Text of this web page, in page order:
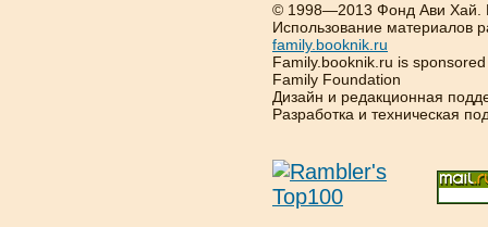
© 1998—2013 Фонд Ави Хай.
Использование материалов
family.booknik.ru
Family.booknik.ru is
Family Foundation
Дизайн и редакционная
Разработка и техническая